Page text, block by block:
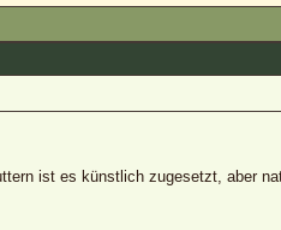
ist es künstlich zugesetzt, aber